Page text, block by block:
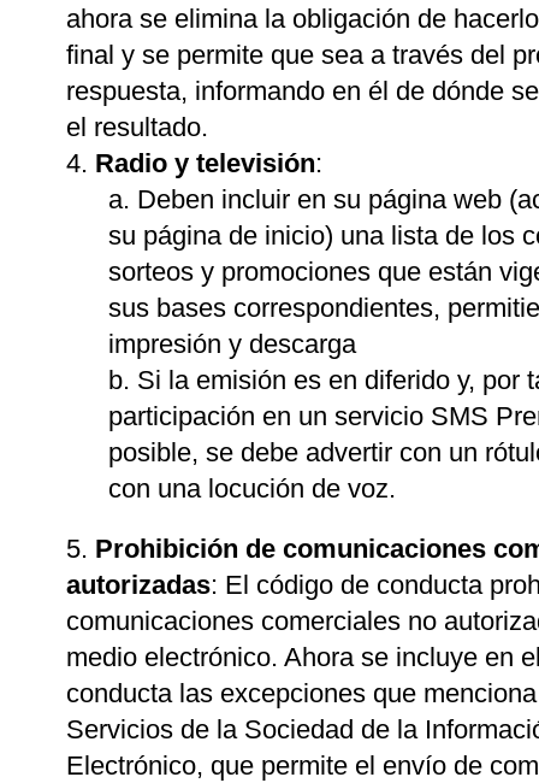
ahora se elimina la obligación de
final y se permite que sea a través del
respuesta, informando en él de dónde
el resultado.
Radio y televisión:
Deben incluir en su página web
su página de inicio) una lista de los
sorteos y promociones que están
sus bases correspondientes,
impresión y descarga
Si la emisión es en diferido y, por
participación en un servicio SMS
posible, se debe advertir con un
con una locución de voz.
Prohibición de comunicaciones
autorizadas: El código de conducta
comunicaciones comerciales no
medio electrónico. Ahora se incluye en
conducta las excepciones que
Servicios de la Sociedad de la
Electrónico, que permite el envío de